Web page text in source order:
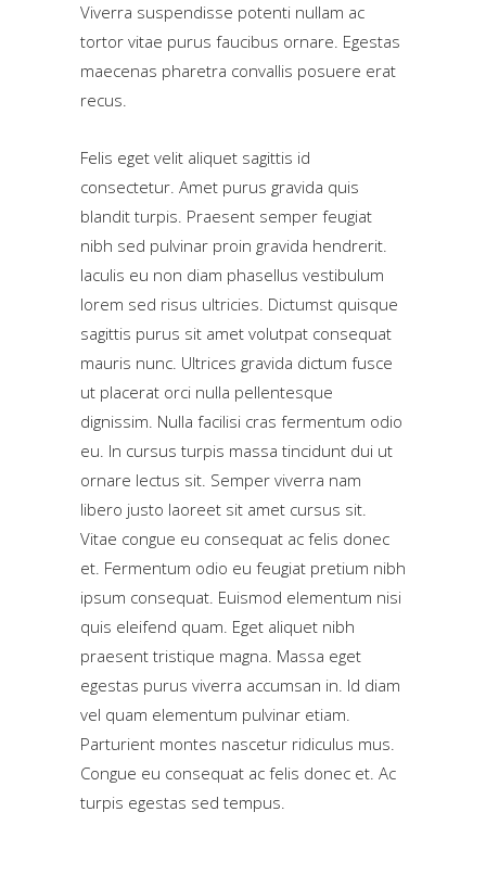
Viverra suspendisse potenti nullam ac
tortor vitae purus faucibus ornare. Egestas
maecenas pharetra convallis posuere erat
recus.
Felis eget velit aliquet sagittis id
consectetur. Amet purus gravida quis
blandit turpis. Praesent semper feugiat
nibh sed pulvinar proin gravida hendrerit.
Iaculis eu non diam phasellus vestibulum
lorem sed risus ultricies. Dictumst quisque
sagittis purus sit amet volutpat consequat
mauris nunc. Ultrices gravida dictum fusce
ut placerat orci nulla pellentesque
dignissim. Nulla facilisi cras fermentum odio
eu. In cursus turpis massa tincidunt dui ut
ornare lectus sit. Semper viverra nam
libero justo laoreet sit amet cursus sit.
Vitae congue eu consequat ac felis donec
et. Fermentum odio eu feugiat pretium nibh
ipsum consequat. Euismod elementum nisi
quis eleifend quam. Eget aliquet nibh
praesent tristique magna. Massa eget
egestas purus viverra accumsan in. Id diam
vel quam elementum pulvinar etiam.
Parturient montes nascetur ridiculus mus.
Congue eu consequat ac felis donec et. Ac
turpis egestas sed tempus.